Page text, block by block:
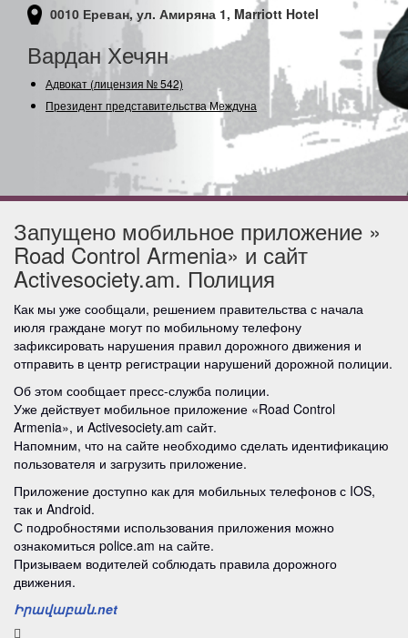
0010 Ереван, ул. Амиряна 1, Marriott Hotel
Вардан Хечян
Адвокат (лицензия № 542)
Президент представительства Международ
Запущено мобильное приложение »
Road Control Armenia» и сайт
Activesociety.am. Полиция
Как мы уже сообщали, решением правительства с начала
июля граждане могут по мобильному телефону
зафиксировать нарушения правил дорожного движения и
отправить в центр регистрации нарушений дорожной полиции.
Об этом сообщает пресс-служба полиции.
Уже действует мобильное приложение «Road Control
Armenia», и Activesociety.am сайт.
Напомним, что на сайте необходимо сделать идентификацию
пользователя и загрузить приложение.
Приложение доступно как для мобильных телефонов с IOS,
так и Android.
С подробностями использования приложения можно
ознакомиться police.am на сайте.
Призываем водителей соблюдать правила дорожного
движения.
Իրավաբան.net